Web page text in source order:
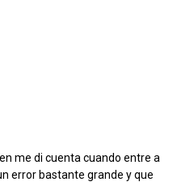
me di cuenta cuando entre a
error bastante grande y que